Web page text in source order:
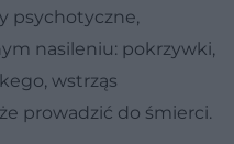
psychotyczne,
nasileniu: pokrzywki,
wstrząs
prowadzić do śmierci.